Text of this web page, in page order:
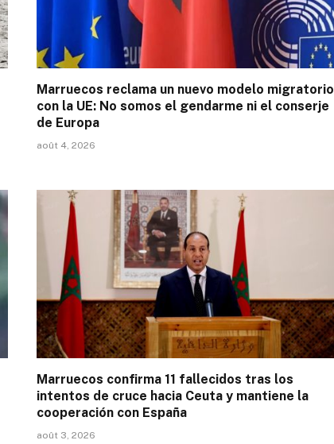
Marruecos reclama un nuevo modelo migratorio
con la UE: No somos el gendarme ni el conserje
de Europa
août 4, 2026
Marruecos confirma 11 fallecidos tras los
intentos de cruce hacia Ceuta y mantiene la
cooperación con España
août 3, 2026